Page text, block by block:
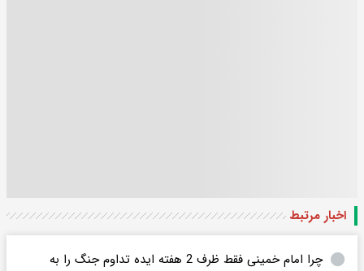
اخبار مرتبط
چرا امام خمینی فقط ظرف 2 هفته ایده تداوم جنگ را به